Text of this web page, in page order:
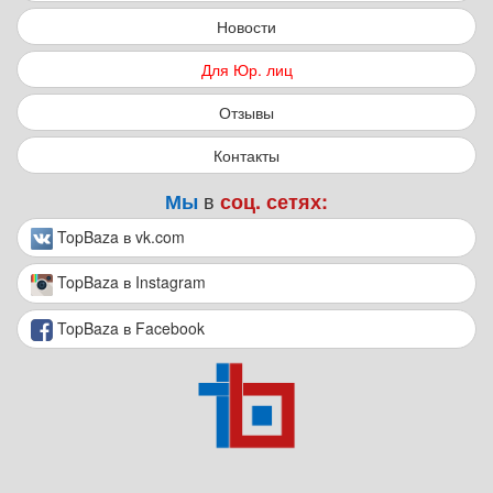
Новости
Для Юр. лиц
Отзывы
Контакты
Мы в соц. сетях:
TopBaza в vk.com
TopBaza в Instagram
TopBaza в Facebook